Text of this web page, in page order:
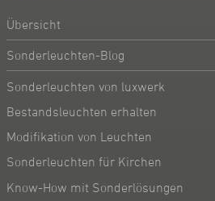
Übersicht
Sonderleuchten-Blog
Sonderleuchten von luxwerk
Bestandsleuchten erhalten
Modifikation von Leuchten
Sonderleuchten für Kirchen
Know-How mit Sonderlösungen